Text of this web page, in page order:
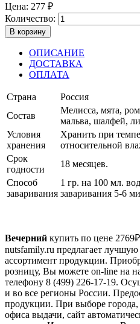
Цена: 277 ₽
Количество:
В корзину
ОПИСАНИЕ
ДОСТАВКА
ОПЛАТА
Страна
Россия
Состав
Мелисса, мята,
мальва, шалфей,
Условия
хранения
Хранить при
относительной
Срок
годности
18 месяцев.
Способ
заваривания
1 гр. на 100 мл.
заваривания 5-6
Вечерний купить по цене 2769
nutsfamily.ru предлагает
ассортимент продукции.
розницу, Вы можете on-line на
телефону 8 (499) 226-17-19.
и во все регионы России.
продукции. При выборе
офиса выдачи, сайт